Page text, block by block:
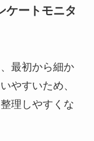
ケートモニタ
最初から細か
やすいため、
理しやすくな